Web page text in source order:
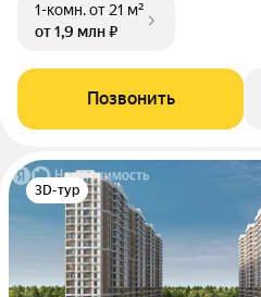
1-комн.от 21 м²
от 1,9 млн ₽
Позвонить
3D-тур